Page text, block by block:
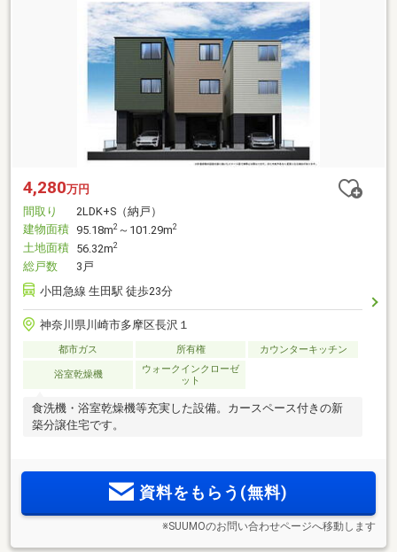
4,280万円
間取り
2LDK+S（納戸）
建物面積 95.18m2 ～101.29m2
土地面積 56.32m2
総戸数
3戸
小田急線 生田駅 徒歩23分
神奈川県川崎市多摩区長沢１
都市ガス 所有権 カウンターキッチン
浴室乾燥機
ウォークインクローゼ
ット
食洗機・浴室乾燥機等充実した設備。カースペース付きの新
築分譲住宅です。
資料をもらう(無料)
※SUUMOのお問い合わせページへ移動します